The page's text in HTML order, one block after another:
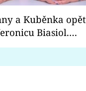
a Kuběnka opět
Biasiol.
nich falešná a